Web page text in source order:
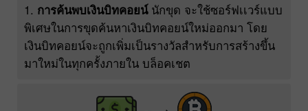
1. การค้นพบเงินบิทคอยน์นักขุด จะใช้ซอร์ฟเเวร์แบบ
พิเศษในการขุดค้นหาเงินบิทคอยน์ใหม่ออกมา โดย
เงินบิทคอยน์จะถูกเพิ่มเป็นรางวัลสำหรับการสร้างขึ้น
มาใหม่ในทุกครั้งภายใน บล็อคเชต